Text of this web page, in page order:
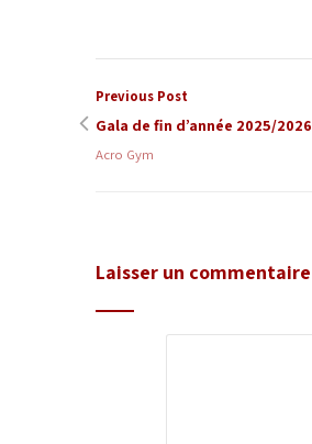
Previous Post
Gala de fin d’année 2025/2026
Acro Gym
Laisser un commentaire